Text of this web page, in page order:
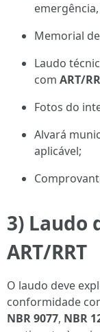
Memorial
Laudo
com ART/
Fotos do
Alvará
aplicável;
3) Laudo
ART/RRT
O laudo deve
conformidade
NBR 9077, NBR